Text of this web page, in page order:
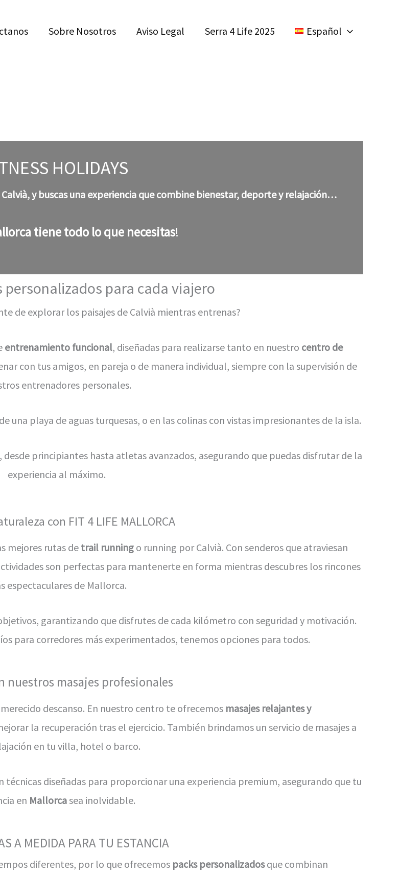
Sobre Nosotros Aviso Legal Serra 4 Life 2025 Español
HOLIDAYS
y buscas una experiencia que combine bienestar, deporte y relajación…
tiene todo lo que necesitas!
para cada viajero
de explorar los paisajes de Calvià mientras entrenas?
entrenamiento funcional, diseñadas para realizarse tanto en nuestro centro de
con tus amigos, en pareja o de manera individual, siempre con la supervisión de
entrenadores personales.
una playa de aguas turquesas, o en las colinas con vistas impresionantes de la isla.
principiantes hasta atletas avanzados, asegurando que puedas disfrutar de la
experiencia al máximo.
con FIT 4 LIFE MALLORCA
mejores rutas de trail runningo running por Calvià. Con senderos que atraviesan
son perfectas para mantenerte en forma mientras descubres los rincones
espectaculares de Mallorca.
garantizando que disfrutes de cada kilómetro con seguridad y motivación.
para corredores más experimentados, tenemos opciones para todos.
nuestros masajes profesionales
descanso. En nuestro centro te ofrecemos masajes relajantes y
la recuperación tras el ejercicio. También brindamos un servicio de masajes a
en tu villa, hotel o barco.
diseñadas para proporcionar una experiencia premium, asegurando que tu
en Mallorcasea inolvidable.
A MEDIDA PARA TU ESTANCIA
diferentes, por lo que ofrecemos packs personalizadosque combinan